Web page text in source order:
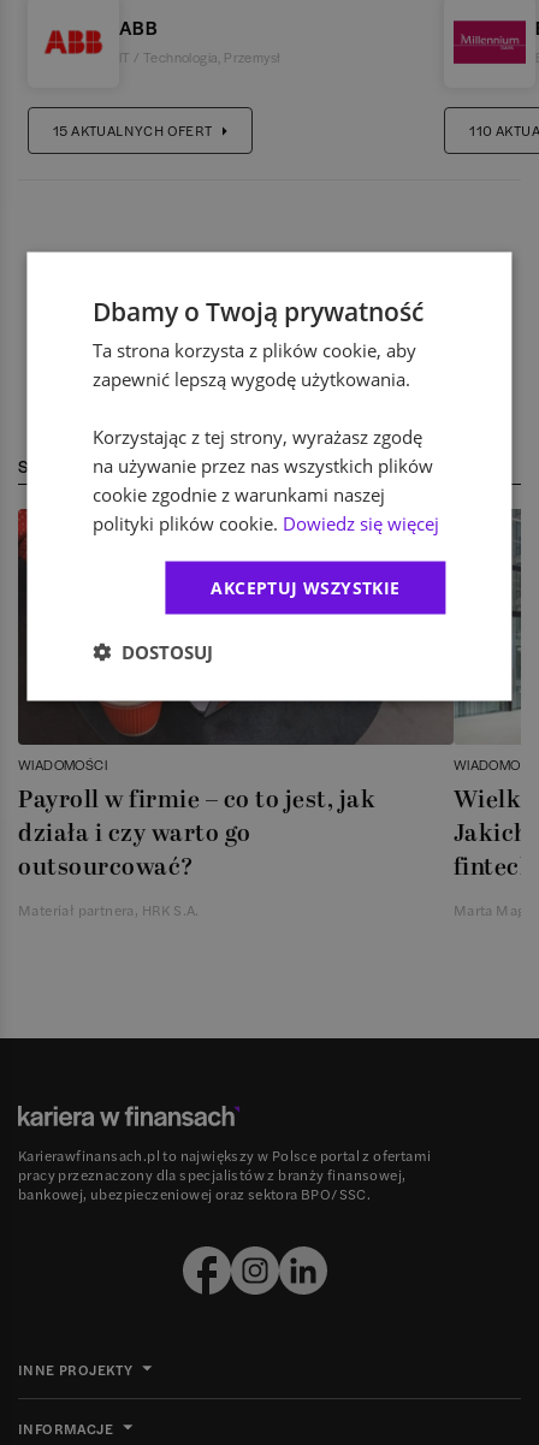
ABB
IT / Technologia Przemysł
15AKTUALNYCH OFERT 110
STREFA EKSPERTA
WIADOMOŚCI
Payroll w firmie – co to jest, jak
działa i czy warto go
outsourcować?
Materiał partnera, HRK S.A.
Jakich
Marta
Karierawfinansach.pl to największy w Polsce portal z ofertami
pracy przeznaczony dla specjalistów z branży finansowej,
bankowej, ubezpieczeniowej oraz sektora BPO/SSC.
INNE PROJEKTY
INFORMACJE
Dbamy o Twoją prywatność
Ta strona korzysta z plików cookie, aby
zapewnić lepszą wygodę użytkowania.
Korzystając z tej strony, wyrażasz zgodę
na używanie przez nas wszystkich plików
cookie zgodnie z warunkami naszej
polityki plików cookie. Dowiedz się więcej
AKCEPTUJ WSZYSTKIE
DOSTOSUJ